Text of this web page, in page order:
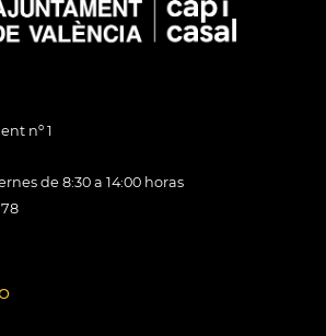
nº 1
de 8:30 a 14:00 horas